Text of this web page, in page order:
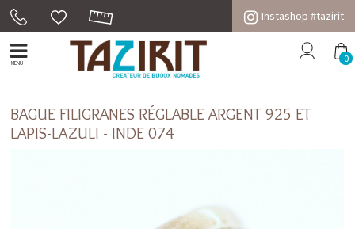
Instashop #tazirit
MENU 0
BAGUE FILIGRANES RÉGLABLE ARGENT 925 ET
LAPIS-LAZULI - INDE 074